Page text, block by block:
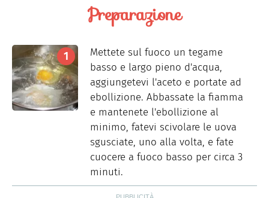
Preparazione
Mettete sul fuoco un tegame
basso e largo pieno d'acqua,
aggiungetevi l'aceto e portate ad
ebollizione. Abbassate la fiamma
e mantenete l'ebollizione al
minimo, fatevi scivolare le uova
sgusciate, uno alla volta, e fate
cuocere a fuoco basso per circa 3
minuti.